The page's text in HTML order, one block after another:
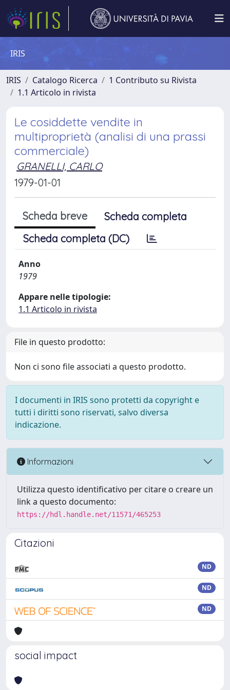
IRIS
IRIS Catalogo Ricerca
1 Contributo su Rivista
1.1 Articolo in rivista
Le cosiddette vendite in
multiproprietà (analisi di una prassi
commerciale)
GRANELLI, CARLO
1979-01-01
Scheda breve
Scheda completa
Scheda completa (DC)
Anno
1979
Appare nelle tipologie:
1.1 Articolo in rivista
File in questo prodotto:
Non ci sono file associati a questo prodotto.
I documenti in IRIS sono protetti da copyright e
tutti i diritti sono riservati, salvo diversa
indicazione.
Informazioni
Utilizza questo identificativo per citare o creare un
link a questo documento:
https://hdl.handle.net/11571/465253
Citazioni
ND
ND
ND
social impact